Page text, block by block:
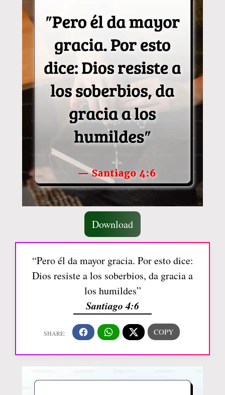
Download
“Pero él da mayor gracia. Por esto dice:
Dios resiste a los soberbios, da gracia a
los humildes”
Santiago 4:6